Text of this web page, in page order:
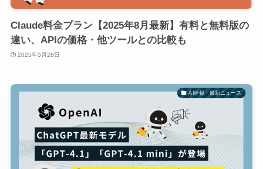
Claude料金プラン【2025年8月最新】有料と無料版の
違い、APIの価格・他ツールとの比較も
2025年5月28日
AI速報・最新ニュース